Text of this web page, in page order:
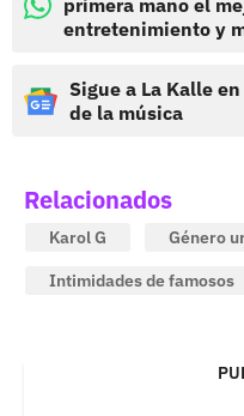
primera mano el
entretenimiento y
Sigue a La Kalle
de la música
Relacionados
Karol G Género
Intimidades de famosos